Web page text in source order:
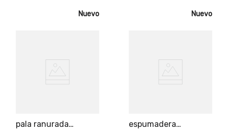
Nuevo
pala ranurada
Nuevo
espumadera